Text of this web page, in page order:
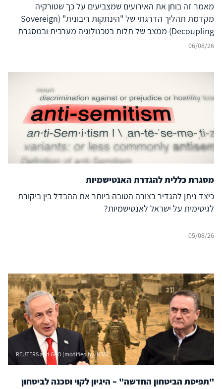
מאמר זה בוחן את האירועים שמצביעים על כך שטורקיה
מקדמת תהליך הדרגתי של "הינתקות ריבונית" (Sovereign
Decoupling) ממצב של תלות בטכנולוגיה מערבית ובמסגרת
ברית נאט"ו לעבר בניית יכולת סייבר עצמאית ולמעצמת סייבר
ישראל, יוון, קפריסין ויכולת הפעולה המשותפת
(Interoperability) של נאט"ו – נודעת משמעות רבה, המחייבת
בחינה אסטרטגית קפדנית.
06/08/26
Shutterstock
מסגרת כללית להגדרת האנטישמיות
כיצד ניתן להגדיר בצורה הטובה ביותר את ההבדל בין ביקורת
לגיטימית על ישראל לאנטישמיות?
05/08/26
REUTERS and GPO (modified by INSS)
"תפיסת הביטחון החדשה" – היגיון לקוי וסכנה לביטחון